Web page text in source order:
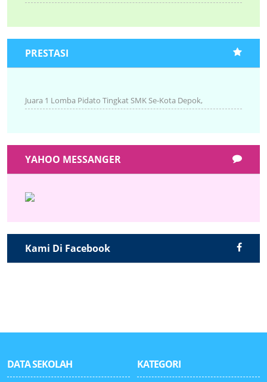
PRESTASI
Juara 1 Lomba Pidato Tingkat SMK Se-Kota Depok,
YAHOO MESSANGER
Kami Di Facebook
DATA SEKOLAH KATEGORI